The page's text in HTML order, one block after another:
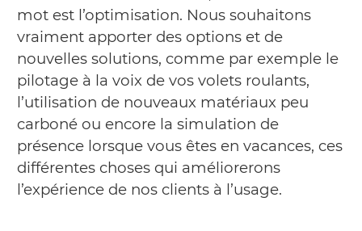
mot est l’optimisation. Nous souhaitons
vraiment apporter des options et de
nouvelles solutions, comme par exemple le
pilotage à la voix de vos volets roulants,
l’utilisation de nouveaux matériaux peu
carboné ou encore la simulation de
présence lorsque vous êtes en vacances, ces
différentes choses qui améliorerons
l’expérience de nos clients à l’usage.